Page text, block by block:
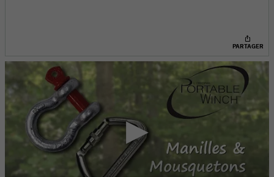
PARTAGER